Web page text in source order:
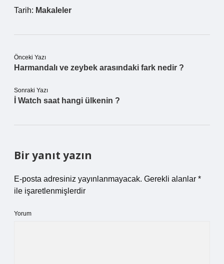
Tarih: Makaleler
Önceki Yazı
Harmandalı ve zeybek arasındaki fark nedir ?
Sonraki Yazı
İ Watch saat hangi ülkenin ?
Bir yanıt yazın
E-posta adresiniz yayınlanmayacak. Gerekli alanlar *
ile işaretlenmişlerdir
Yorum